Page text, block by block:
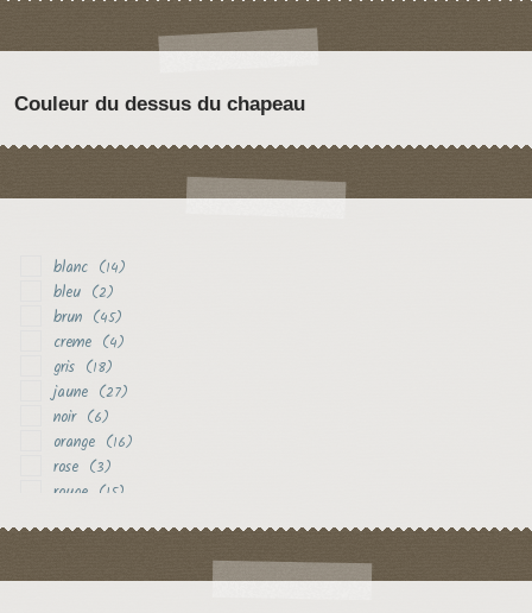
Couleur du dessus du chapeau
blanc (14)
bleu (2)
brun (45)
creme (4)
gris (18)
jaune (27)
noir (6)
orange (16)
rose (3)
rouge (15)